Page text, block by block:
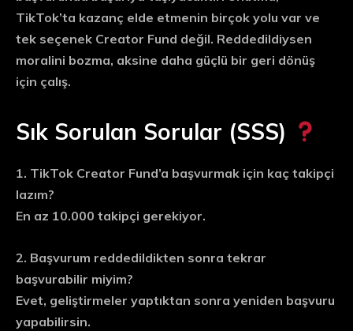
TikTok’ta kazanç elde etmenin birçok yolu var ve
tek seçenek Creator Fund değil. Reddedildiysen
moralini bozma, aksine daha güçlü bir geri dönüş
için çalış.
Sık Sorulan Sorular (SSS)
1. TikTok Creator Fund’a başvurmak için kaç takipçi
lazım?
En az 10.000 takipçi gerekiyor.
2. Başvurum reddedildikten sonra tekrar
başvurabilir miyim?
Evet, geliştirmeler yaptıktan sonra yeniden başvuru
yapabilirsin.